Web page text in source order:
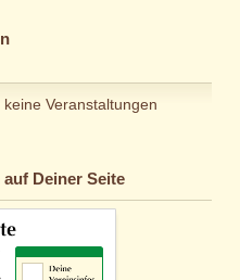
Veranstaltungen
Deiner Seite